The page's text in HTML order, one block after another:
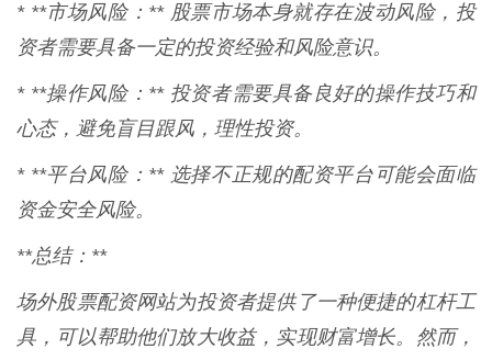
* **市场风险：** 股票市场本身就存在波动风险，投
资者需要具备一定的投资经验和风险意识。
* **操作风险：** 投资者需要具备良好的操作技巧和
心态，避免盲目跟风，理性投资。
* **平台风险：** 选择不正规的配资平台可能会面临
资金安全风险。
**总结：**
场外股票配资网站为投资者提供了一种便捷的杠杆工
具，可以帮助他们放大收益，实现财富增长。然而，